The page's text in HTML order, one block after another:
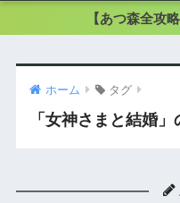
【あつ森全攻
ホーム タグ
「女神さまと結婚